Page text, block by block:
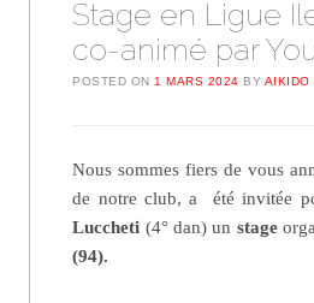
Stage en Ligue
co-animé par
POSTED ON1 MARS 2024 BY AIKIDO
Nous sommes fiers de vous
de notre club, a été invitée
Luccheti (4° dan) un stage
(94).